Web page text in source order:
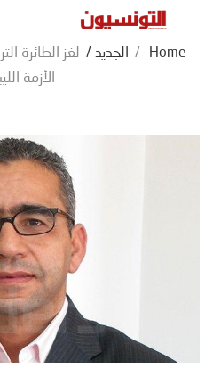
Home
/ الجديد /
لغز الطائرة
الأزمة